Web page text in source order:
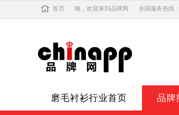
首页 嗨，欢迎来到品牌网 全国服务热线：
磨毛衬衫行业首页 品牌